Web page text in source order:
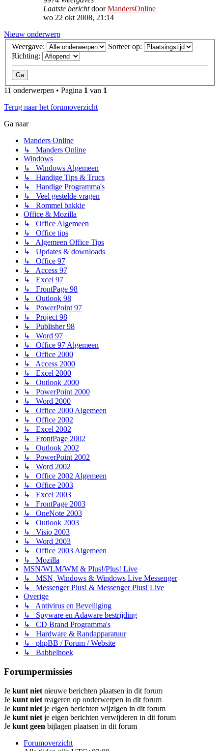
Laatste berichtdoorMandersOnline
wo 22 okt 2008, 21:14
Nieuw onderwerp
Weergave:
Sorteer op:
Richting:
11 onderwerpen • Pagina 1 van 1
Terug naar het forumoverzicht
Ga naar
Manders Online
↳ Manders Online
Windows
↳ Windows Algemeen
↳ Handige Tips & Trucs
↳ Handige Programma's
↳ Veel gestelde vragen
↳ Rommel bakkie
Office & Mozilla
↳ Office Algemeen
↳ Office tips
↳ Algemeen Office Tips
↳ Updates & downloads
↳ Office 97
↳ Access 97
↳ Excel 97
↳ FrontPage 98
↳ Outlook 98
↳ PowerPoint 97
↳ Project 98
↳ Publisher 98
↳ Word 97
↳ Office 97 Algemeen
↳ Office 2000
↳ Access 2000
↳ Excel 2000
↳ Outlook 2000
↳ PowerPoint 2000
↳ Word 2000
↳ Office 2000 Algemeen
↳ Office 2002
↳ Excel 2002
↳ FrontPage 2002
↳ Outlook 2002
↳ PowerPoint 2002
↳ Word 2002
↳ Office 2002 Algemeen
↳ Office 2003
↳ Excel 2003
↳ FrontPage 2003
↳ OneNote 2003
↳ Outlook 2003
↳ Visio 2003
↳ Word 2003
↳ Office 2003 Algemeen
↳ Mozilla
MSN/WLM/WM & Plus!/Plus! Live
↳ MSN, Windows & Windows Live Messenger
↳ Messenger Plus! & Messenger Plus! Live
Overige
↳ Antivirus en Beveiliging
↳ Spyware en Adaware bestrijding
↳ CD Brand Programma's
↳ Hardware & Randapparatuur
↳ phpBB / Forum / Website
↳ Babbelhoek
Forumpermissies
Je kunt niet nieuwe berichten plaatsen in dit forum
Je kunt niet reageren op onderwerpen in dit forum
Je kunt niet je eigen berichten wijzigen in dit forum
Je kunt niet je eigen berichten verwijderen in dit forum
Je kunt geen bijlagen plaatsen in dit forum
Forumoverzicht